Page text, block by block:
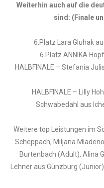
Weiterhin auch auf die
sind: (Finale
6.Platz Lara Gluhak
6.Platz ANNIKA
HALBFINALE – Stefania
HALBFINALE – Lilly
Schwabedahl aus
Weitere top Leistungen im
Scheppach, Miljana
Burtenbach (Adult), Alina
Lehner aus Günzburg